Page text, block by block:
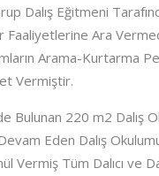
Dalış Eğitmeni
Ara
Arama-Kurtarma
Vermiştir.
Bulunan 220 m2 Dalış
Eden Dalış
Vermiş Tüm Dalıcı ve